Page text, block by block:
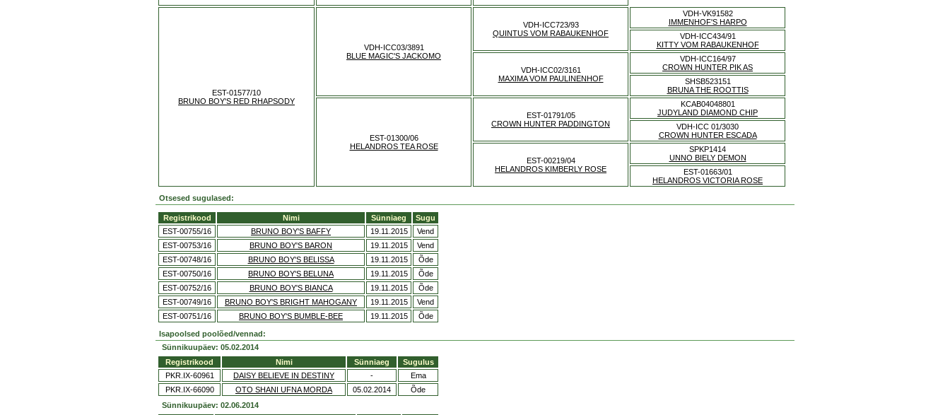
EST-01577/10
BRUNO BOY'S RED RHAPSODY
VDH-ICC03/3891
BLUE MAGIC'S JACKOMO
VDH-ICC723/93
QUINTUS VOM RABAUKENHOF
VDH-VK91582
IMMENHOF'S HARPO
VDH-ICC434/91
KITTY VOM RABAUKENHOF
VDH-ICC02/3161
MAXIMA VOM PAULINENHOF
VDH-ICC164/97
CROWN HUNTER PIK AS
SHSB523151
BRUNA THE ROOTTIS
EST-01300/06
HELANDROS TEA ROSE
EST-01791/05
CROWN HUNTER PADDINGTON
KCAB04048801
JUDYLAND DIAMOND CHIP
VDH-ICC 01/3030
CROWN HUNTER ESCADA
EST-00219/04
HELANDROS KIMBERLY ROSE
SPKP1414
UNNO BIELY DEMON
EST-01663/01
HELANDROS VICTORIA ROSE
Otsesed sugulased:
Registrikood Nimi Sünniaeg
Sugu
EST-00755/16
BRUNO BOY'S BAFFY 19.11.2015
Vend
EST-00753/16
BRUNO BOY'S BARON 19.11.2015
Vend
EST-00748/16
BRUNO BOY'S BELISSA 19.11.2015
Õde
EST-00750/16
BRUNO BOY'S BELUNA 19.11.2015
Õde
EST-00752/16
BRUNO BOY'S BIANCA 19.11.2015
Õde
EST-00749/16
BRUNO BOY'S BRIGHT MAHOGANY 19.11.2015
Vend
EST-00751/16
BRUNO BOY'S BUMBLE-BEE 19.11.2015 Õde
Isapoolsed poolõed/vennad:
Sünnikuupäev: 05.02.2014
Registrikood
Nimi Sünniaeg
Sugulus
PKR.IX-60961
DAISY BELIEVE IN DESTINY -
Ema
PKR.IX-66090
OTO SHANI UFNA MORDA 05.02.2014
Õde
Sünnikuupäev: 02.06.2014